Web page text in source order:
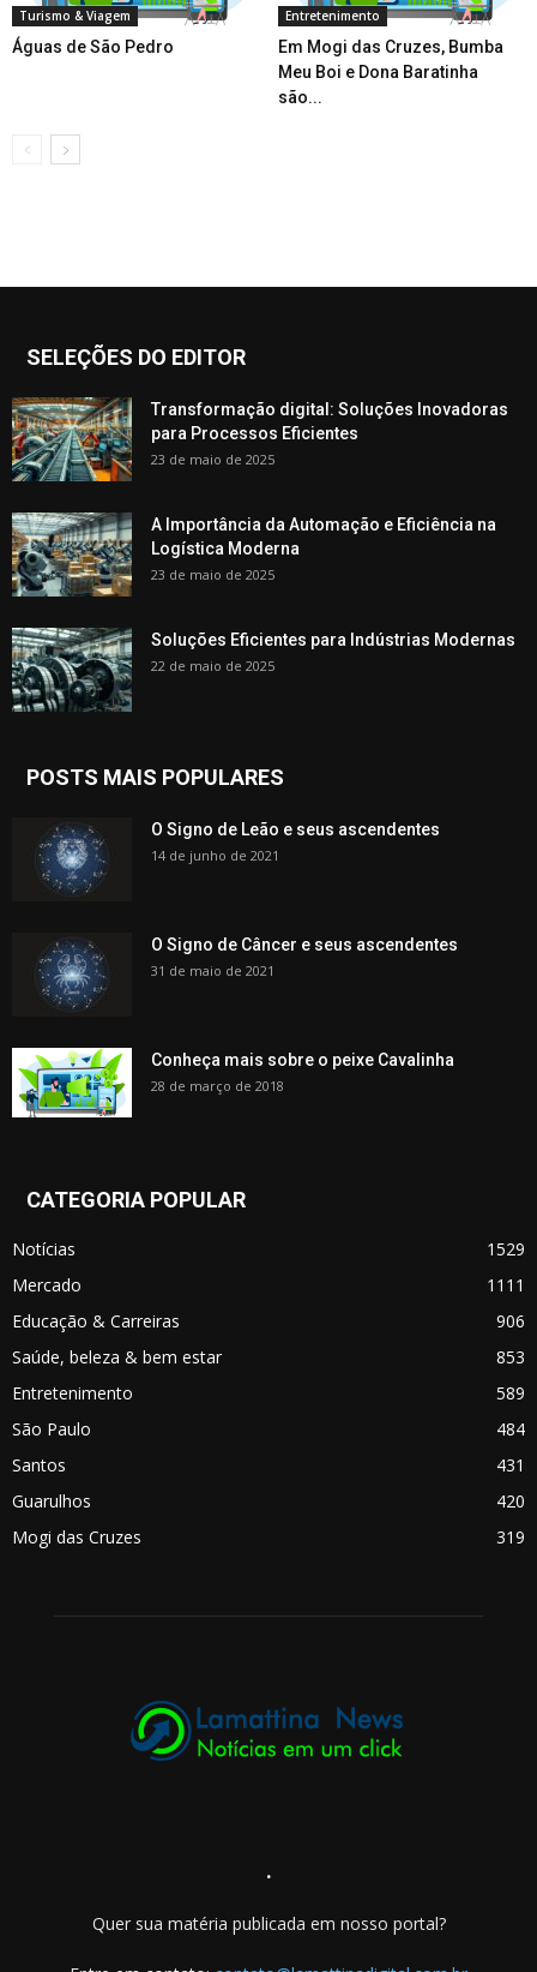
Turismo & Viagem
Águas de São Pedro
Entretenimento
Em Mogi das Cruzes, Bumba
Meu Boi e Dona Baratinha
são...
SELEÇÕES DO EDITOR
Transformação digital: Soluções Inovadoras
para Processos Eficientes
23 de maio de 2025
A Importância da Automação e Eficiência na
Logística Moderna
23 de maio de 2025
Soluções Eficientes para Indústrias Modernas
22 de maio de 2025
POSTS MAIS POPULARES
O Signo de Leão e seus ascendentes
14 de junho de 2021
O Signo de Câncer e seus ascendentes
31 de maio de 2021
Conheça mais sobre o peixe Cavalinha
28 de março de 2018
CATEGORIA POPULAR
Notícias
1529
Mercado
1111
Educação & Carreiras
906
Saúde, beleza & bem estar
853
Entretenimento
589
São Paulo
484
Santos
431
Guarulhos
420
Mogi das Cruzes
319
.
Quer sua matéria publicada em nosso portal?